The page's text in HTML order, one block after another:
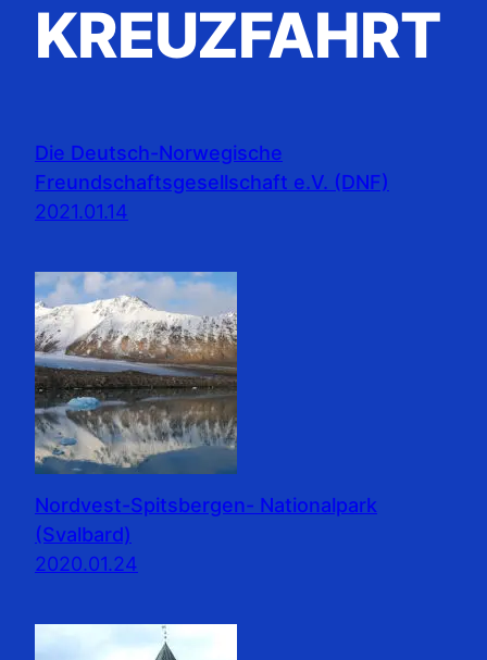
KREUZFAHRT
Die Deutsch-Norwegische
Freundschaftsgesellschaft e.V. (DNF)
2021.01.14
Nordvest-Spitsbergen- Nationalpark
(Svalbard)
2020.01.24